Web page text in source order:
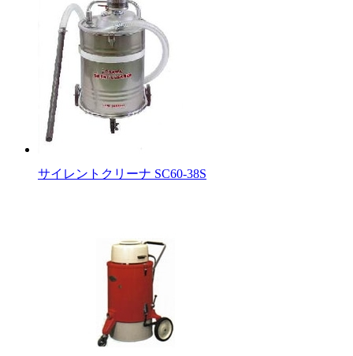
サイレントクリーナ SC60-38S